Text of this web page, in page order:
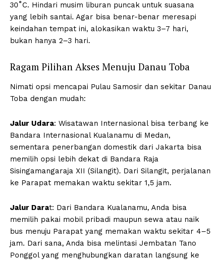
30˚C. Hindari musim liburan puncak untuk suasana
yang lebih santai. Agar bisa benar-benar meresapi
keindahan tempat ini, alokasikan waktu 3–7 hari,
bukan hanya 2–3 hari.
Ragam Pilihan Akses Menuju Danau Toba
Nimati opsi mencapai Pulau Samosir dan sekitar Danau
Toba dengan mudah:
Jalur Udara: Wisatawan Internasional bisa terbang ke
Bandara Internasional Kualanamu di Medan,
sementara penerbangan domestik dari Jakarta bisa
memilih opsi lebih dekat di Bandara Raja
Sisingamangaraja XII (Silangit). Dari Silangit, perjalanan
ke Parapat memakan waktu sekitar 1,5 jam.
Jalur Darat: Dari Bandara Kualanamu, Anda bisa
memilih pakai mobil pribadi maupun sewa atau naik
bus menuju Parapat yang memakan waktu sekitar 4–5
jam. Dari sana, Anda bisa melintasi Jembatan Tano
Ponggol yang menghubungkan daratan langsung ke